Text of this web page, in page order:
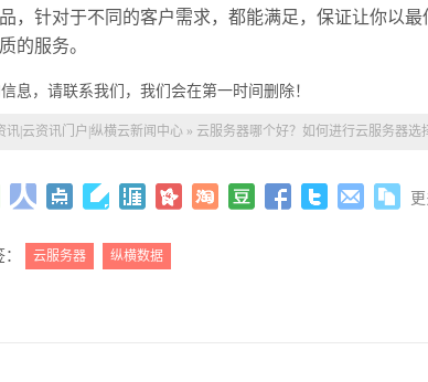
，针对于不同的客户需求，都能满足，保证让你以最
的服务。
息，请联系我们，我们会在第一时间删除！
讯|云资讯门户|纵横云新闻中心 » 云服务器哪个好？如何进行云服务器选
： 云服务器 纵横数据